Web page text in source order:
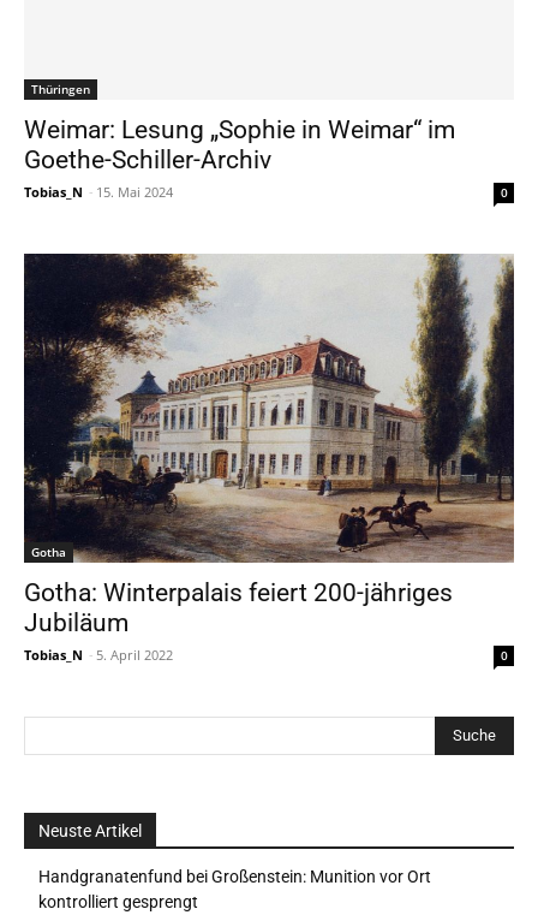
Thüringen
Weimar: Lesung „Sophie in Weimar“ im
Goethe-Schiller-Archiv
Tobias_N - 15. Mai 2024 0
Gotha
Gotha: Winterpalais feiert 200-jähriges
Jubiläum
Tobias_N - 5. April 2022 0
Neuste Artikel
Handgranatenfund bei Großenstein: Munition vor Ort
kontrolliert gesprengt